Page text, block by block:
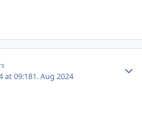
at 09:181. Aug 2024